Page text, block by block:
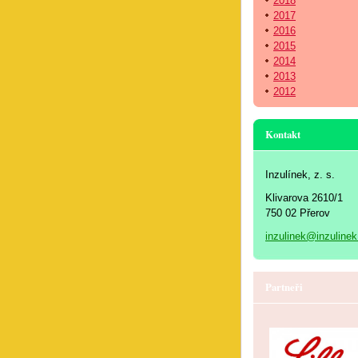
2017
2016
2015
2014
2013
2012
Kontakt
Inzulínek, z. s.
Klivarova 2610/1
750 02 Přerov
Partneři